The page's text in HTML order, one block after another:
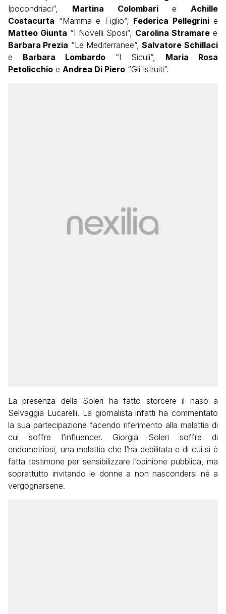
Ipocondriaci”, Martina Colombarie Achille
Costacurta “Mamma e Figlio”, Federica Pellegrinie
Matteo Giunta “I Novelli Sposi”, Carolina Stramare e
Barbara Prezia “Le Mediterranee”,Salvatore Schillaci
e Barbara Lombardo “I Siculi”, Maria Rosa
Petolicchio e Andrea Di Piero “Gli Istruiti”.
La presenza della Soleri ha fatto storcere il naso a
Selvaggia Lucarelli. La giornalista infatti ha commentato
la sua partecipazione facendo riferimento alla malattia di
cui soffre l’influencer. Giorgia Soleri soffre di
endometriosi, una malattia che l’ha debilitata e di cui si è
fatta testimone per sensibilizzare l’opinione pubblica, ma
soprattutto invitando le donne a non nascondersi né a
vergognarsene.